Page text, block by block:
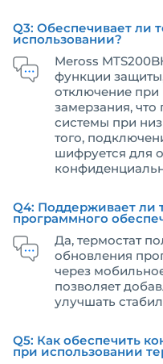
Q3: Обеспечивает ли
использовании?
Meross
функции
отключение при
замерзания,
системы при
того,
шифруется для
Q4: Поддерживает ли
программного
Да, термостат
обновления
через
позволяет
улучшать
Q5: Как обеспечить
при использовании